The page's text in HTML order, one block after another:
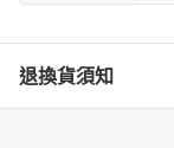
退換貨須知